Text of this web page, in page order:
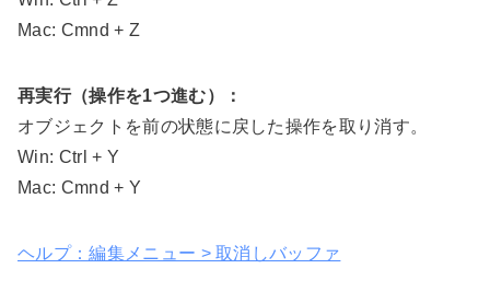
Mac: Cmnd + Z
再実行（操作を1つ進む）：
オブジェクトを前の状態に戻した操作を取り消す。
Win: Ctrl + Y
Mac: Cmnd + Y
ヘルプ：編集メニュー > 取消しバッファ